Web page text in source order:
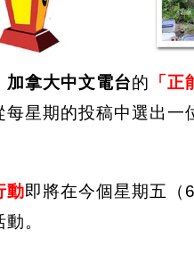
加拿大中文電台的 「
星期的投稿中選出一
動即將在今個星期五（
。